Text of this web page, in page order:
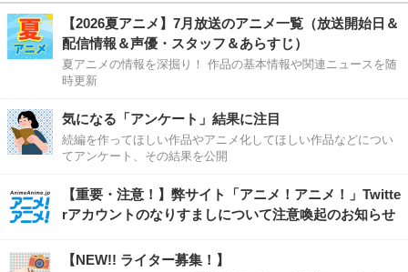
【2026夏アニメ】7月放送のアニメ一覧（放送開始日＆
配信情報＆声優・スタッフ＆あらすじ）
夏アニメの情報を深掘り！ 作品の基本情報や関連ニュースを随
時更新
気になる「アンケート」結果に注目
続編を作ってほしい作品やアニメ化してほしい作品などについ
てアンケート、その結果を公開
【重要・注意！】弊サイト「アニメ！アニメ！」Twitte
rアカウントのなりすましについて注意喚起のお知らせ
【NEW!! ライター募集！】